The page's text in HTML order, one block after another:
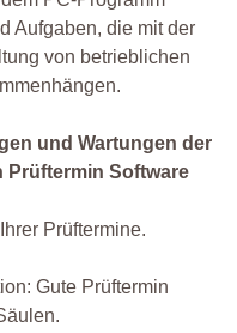
Aufgaben, die mit der
von betrieblichen
und Wartungen der
Prüftermin Software
Prüftermine.
Gute Prüftermin